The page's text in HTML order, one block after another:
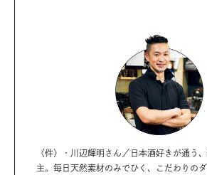
〈件〉・川辺輝明さん／日本酒好きが通う
主。毎日天然素材のみでひく、こだわりの